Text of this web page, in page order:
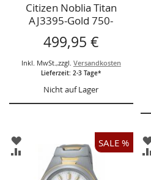
Citizen Noblia Titan
AJ3395-Gold 750-
Herrenuhr
499,95 €
Inkl. MwSt.,zzgl. Versandkosten
Lieferzeit: 2-3 Tage*
Nicht auf Lager
ZUR
WUNSCHLISTE
HINZUFÜGEN
ZUR
VERGLEICHSLISTE
HINZUFÜGEN
SALE %